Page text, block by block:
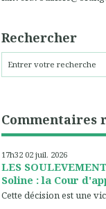
Rechercher
Commentaires
17h32 02 juil. 2026
LES
Soline : la Cour
Cette décision est une